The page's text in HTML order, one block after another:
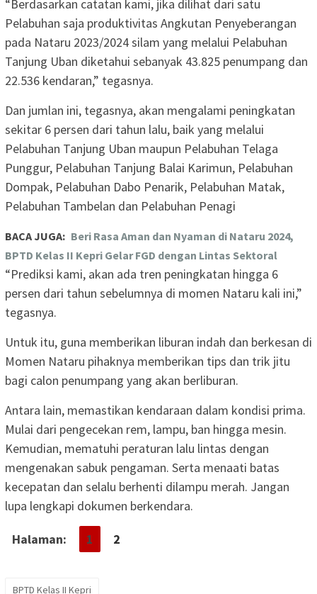
“Berdasarkan catatan kami, jika dilihat dari satu
Pelabuhan saja produktivitas Angkutan Penyeberangan
pada Nataru 2023/2024 silam yang melalui Pelabuhan
Tanjung Uban diketahui sebanyak 43.825 penumpang dan
22.536 kendaran,” tegasnya.
Dan jumlan ini, tegasnya, akan mengalami peningkatan
sekitar 6 persen dari tahun lalu, baik yang melalui
Pelabuhan Tanjung Uban maupun Pelabuhan Telaga
Punggur, Pelabuhan Tanjung Balai Karimun, Pelabuhan
Dompak, Pelabuhan Dabo Penarik, Pelabuhan Matak,
Pelabuhan Tambelan dan Pelabuhan Penagi
BACA JUGA: Beri Rasa Aman dan Nyaman di Nataru 2024,
BPTD Kelas II Kepri Gelar FGD dengan Lintas Sektoral
“Prediksi kami, akan ada tren peningkatan hingga 6
persen dari tahun sebelumnya di momen Nataru kali ini,”
tegasnya.
Untuk itu, guna memberikan liburan indah dan berkesan di
Momen Nataru pihaknya memberikan tips dan trik jitu
bagi calon penumpang yang akan berliburan.
Antara lain, memastikan kendaraan dalam kondisi prima.
Mulai dari pengecekan rem, lampu, ban hingga mesin.
Kemudian, mematuhi peraturan lalu lintas dengan
mengenakan sabuk pengaman. Serta menaati batas
kecepatan dan selalu berhenti dilampu merah. Jangan
lupa lengkapi dokumen berkendara.
Halaman: 1 2
BPTD Kelas II Kepri